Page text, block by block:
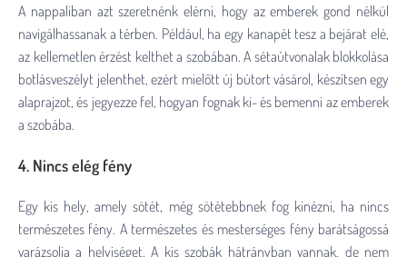
A nappaliban azt szeretnénk elérni, hogy az emberek gond nélkül
navigálhassanak a térben. Például, ha egy kanapét tesz a bejárat elé,
az kellemetlen érzést kelthet a szobában. A sétaútvonalak blokkolása
botlásveszélyt jelenthet, ezért mielőtt új bútort vásárol, készítsen egy
alaprajzot, és jegyezze fel, hogyan fognak ki- és bemenni az emberek
a szobába.
4. Nincs elég fény
Egy kis hely, amely sötét, még sötétebbnek fog kinézni, ha nincs
természetes fény. A természetes és mesterséges fény barátságossá
varázsolja a helyiséget. A kis szobák hátrányban vannak, de nem